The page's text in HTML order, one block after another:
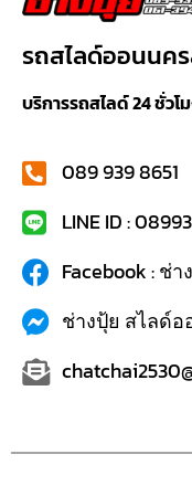
รถสไลด์ออนนค
บริการรถสไลด์ 24 ชั่ว
089 939 8651
LINE ID :
Facebook : ช่
ช่างปุ้ย สไลด์อ